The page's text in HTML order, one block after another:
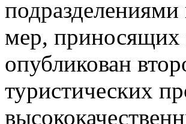
мер, приносящих
опубликован
туристических